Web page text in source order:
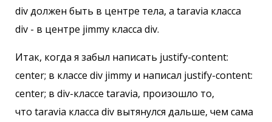
div должен быть в центре тела, а taravia класса
div - в центре jimmy класса div.
Итак, когда я забыл написать justify-content:
center; в классе div jimmy и написал justify-content:
center; в div-классе taravia, произошло то,
что taravia класса div вытянулся дальше, чем сама